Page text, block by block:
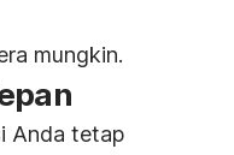
mungkin.
Anda tetap